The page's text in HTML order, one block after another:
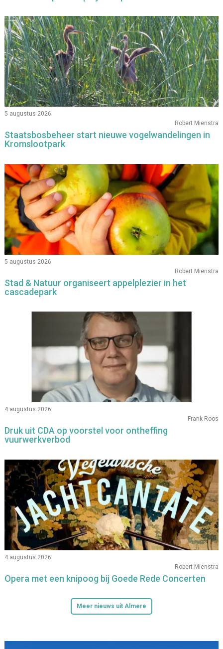
5 augustus 2026
Robert Mienstra
Staatsbosbeheer start nieuwe vogelwandelingen in
Kromslootpark
5 augustus 2026
Robert Mienstra
Stad & Natuur organiseert appelplezier in het
cascadepark
4 augustus 2026
Frank Roos
Druk uit CDA op voorstel voor ontheffing
vuurwerkverbod
4 augustus 2026
Robert Mienstra
Opera met een knipoog bij Goede Rede Concerten
Meer nieuws uit Almere